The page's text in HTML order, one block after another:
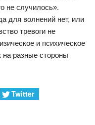
не случилось».
для волнений нет, или
тревоги не
и психическое
на разные стороны
Twitter